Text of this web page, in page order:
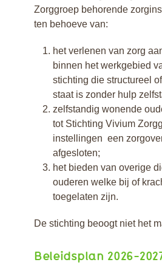
Zorggroep behorende
ten behoeve van:
het verlenen van zorg
binnen het werkgebied
stichting die structureel
staat is zonder hulp
zelfstandig wonende
tot Stichting Vivium
instellingen een
afgesloten;
het bieden van overige
ouderen welke bij of
toegelaten zijn.
De stichting beoogt niet het
Beleidsplan 2026-